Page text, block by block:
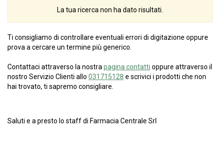
La tua ricerca non ha dato risultati.
Ti consigliamo di controllare eventuali errori di digitazione oppure
prova a cercare un termine più generico.
Contattaci attraverso la nostra pagina contatti oppure attraverso il
nostro Servizio Clienti allo 031715128 e scrivici i prodotti che non
hai trovato, ti sapremo consigliare.
Saluti e a presto lo staff di Farmacia Centrale Srl